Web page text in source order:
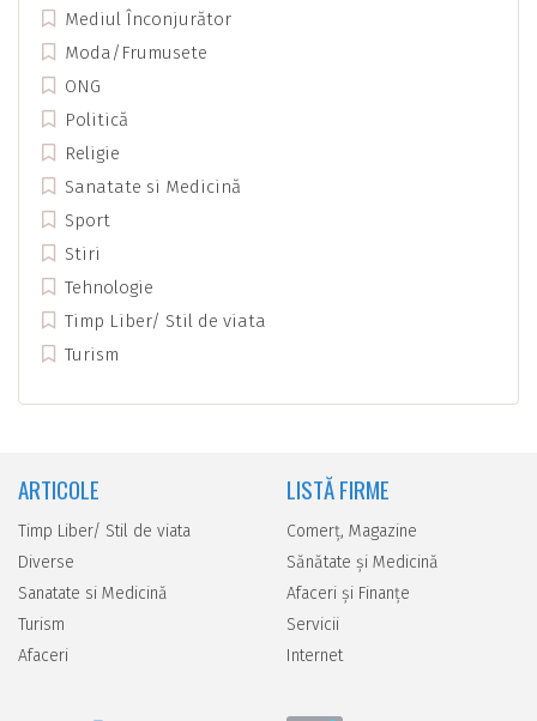
Mediul Înconjurător
Moda/Frumusete
ONG
Politică
Religie
Sanatate si Medicină
Sport
Stiri
Tehnologie
Timp Liber/ Stil de viata
Turism
ARTICOLE
Timp Liber/ Stil de viata
Diverse
Sanatate si Medicină
Turism
Afaceri
LISTĂ FIRME
Comerţ, Magazine
Sănătate şi Medicină
Afaceri şi Finanţe
Servicii
Internet